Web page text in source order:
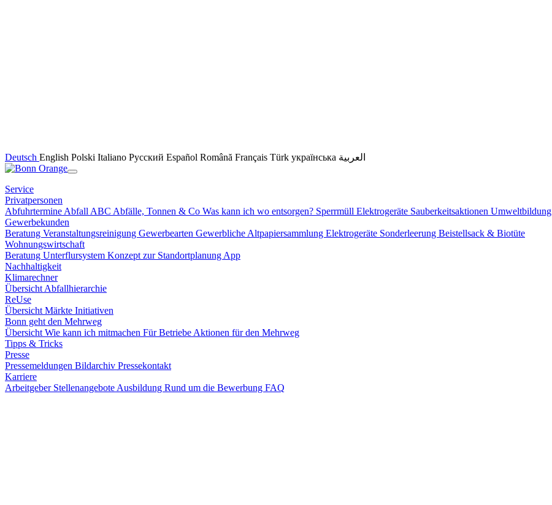
Deutsch English Polski Italiano Русский Español Română Français Türk українська العربية
Service
Privatpersonen
Abfuhrtermine Abfall ABC Abfälle, Tonnen & Co Was kann ich wo entsorgen? Sperrmüll Elektrogeräte Sauberkeitsaktionen Umweltbildung
Gewerbekunden
Beratung Veranstaltungsreinigung Gewerbearten Gewerbliche Altpapiersammlung Elektrogeräte Sonderleerung Beistellsack & Biotüte
Wohnungswirtschaft
Beratung Unterflursystem Konzept zur Standortplanung App
Nachhaltigkeit
Klimarechner
Übersicht Abfallhierarchie
ReUse
Übersicht Märkte Initiativen
Bonn geht den Mehrweg
Übersicht Wie kann ich mitmachen Für Betriebe Aktionen für den Mehrweg
Tipps & Tricks
Presse
Pressemeldungen Bildarchiv Pressekontakt
Karriere
Arbeitgeber Stellenangebote Ausbildung Rund um die Bewerbung FAQ